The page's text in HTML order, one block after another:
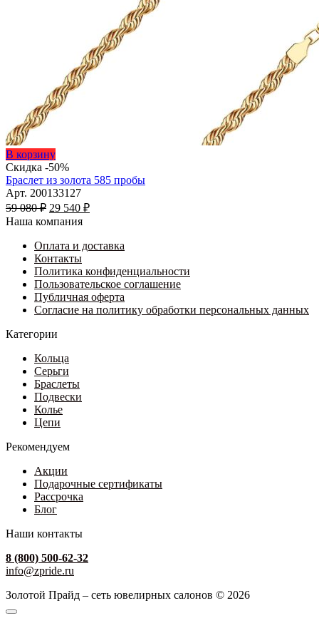
В корзинуЭтот
товар
имеет
несколько
вариаций.
Опции
выбрать
на
странице
товара.
Скидка -50%
Браслет из золота 585 пробы
Арт. 200133127
59 080₽ Первоначальная
цена
59
080 ₽.
29 540 ₽Текущая
540 ₽.
Наша компания
Оплата и доставка
Контакты
Политика конфиденциальности
Пользовательское соглашение
Публичная оферта
Согласие на политику обработки персональных данных
Категории
Кольца
Серьги
Браслеты
Подвески
Колье
Цепи
Рекомендуем
Акции
Подарочные сертификаты
Рассрочка
Блог
Наши контакты
8 (800) 500-62-32
info@zpride.ru
Золотой Прайд – сеть ювелирных салонов © 2026